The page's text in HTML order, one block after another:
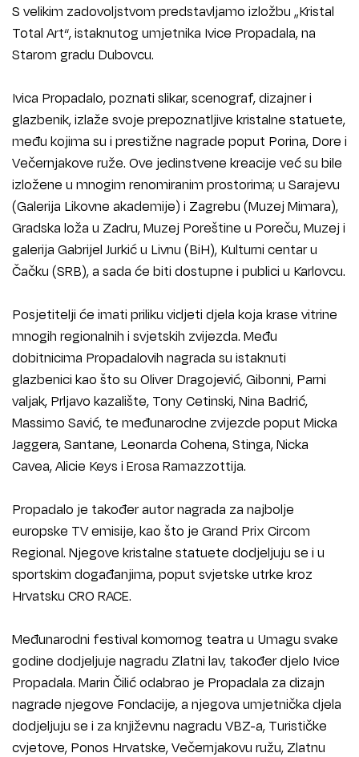
S velikim zadovoljstvom predstavljamo izložbu „Kristal
Total Art“, istaknutog umjetnika Ivice Propadala, na
Starom gradu Dubovcu.
Ivica Propadalo, poznati slikar, scenograf, dizajner i
glazbenik, izlaže svoje prepoznatljive kristalne statuete,
među kojima su i prestižne nagrade poput Porina, Dore i
Večernjakove ruže. Ove jedinstvene kreacije već su bile
izložene u mnogim renomiranim prostorima; u Sarajevu
(Galerija Likovne akademije) i Zagrebu (Muzej Mimara),
Gradska loža u Zadru, Muzej Poreštine u Poreču, Muzej i
galerija Gabrijel Jurkić u Livnu (BiH), Kulturni centar u
Čačku (SRB), a sada će biti dostupne i publici u Karlovcu.
Posjetitelji će imati priliku vidjeti djela koja krase vitrine
mnogih regionalnih i svjetskih zvijezda. Među
dobitnicima Propadalovih nagrada su istaknuti
glazbenici kao što su Oliver Dragojević, Gibonni, Parni
valjak, Prljavo kazalište, Tony Cetinski, Nina Badrić,
Massimo Savić, te međunarodne zvijezde poput Micka
Jaggera, Santane, Leonarda Cohena, Stinga, Nicka
Cavea, Alicie Keys i Erosa Ramazzottija.
Propadalo je također autor nagrada za najbolje
europske TV emisije, kao što je Grand Prix Circom
Regional. Njegove kristalne statuete dodjeljuju se i u
sportskim događanjima, poput svjetske utrke kroz
Hrvatsku CRO RACE.
Međunarodni festival komornog teatra u Umagu svake
godine dodjeljuje nagradu Zlatni lav, također djelo Ivice
Propadala. Marin Čilić odabrao je Propadala za dizajn
nagrade njegove Fondacije, a njegova umjetnička djela
dodjeljuju se i za književnu nagradu VBZ-a, Turističke
cvjetove, Ponos Hrvatske, Večernjakovu ružu, Zlatnu